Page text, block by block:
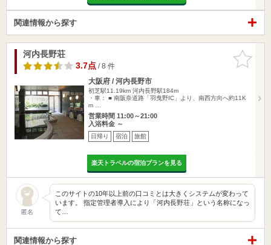
関連情報から探す
お気に入
りに追加
河内長野荘
3.7点/ 8 件
大阪府 / 河内長野市
初芝駅11.19km 河内長野駅184m
・車： ■ 南阪奈道路「羽曳野IC」より、南西方向へ約11K
m …
営業時間 11:00～21:00
入浴料金 ～
日帰り 宿泊 旅館
楽天トラベルの宿泊プランを見る
匿名
このサイトの10年以上前の口コミとは大きくシステムが変わって
います。 指定管理者導入により「河内長野荘」という名称になっ
て…
関連情報から探す